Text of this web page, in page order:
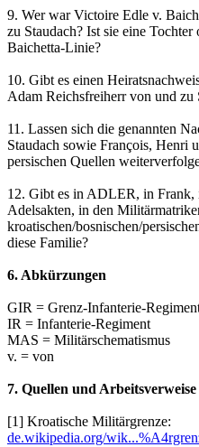
9. Wer war Victoire Edle v.
zu Staudach? Ist sie eine
Baichetta-Linie?
10. Gibt es einen
Adam Reichsfreiherr von und zu
11. Lassen sich die genannten
Staudach sowie François, Henri
persischen Quellen
12. Gibt es in ADLER, in Frank,
Adelsakten, in den
kroatischen/bosnischen/
diese Familie?
6. Abkürzungen
GIR = Grenz-Infanterie-
IR = Infanterie-Regiment
MAS = Militärschematismus
v. = von
7. Quellen und Arbeitsverweise
[1] Kroatische Militärgrenze:
de.wikipedia.org/